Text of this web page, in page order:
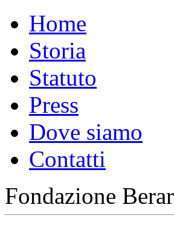
Home
Storia
Statuto
Press
Dove siamo
Contatti
Fondazione